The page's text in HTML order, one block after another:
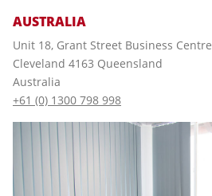
AUSTRALIA
Unit 18, Grant Street Business Centre
Cleveland 4163 Queensland
Australia
+61 (0) 1300 798 998